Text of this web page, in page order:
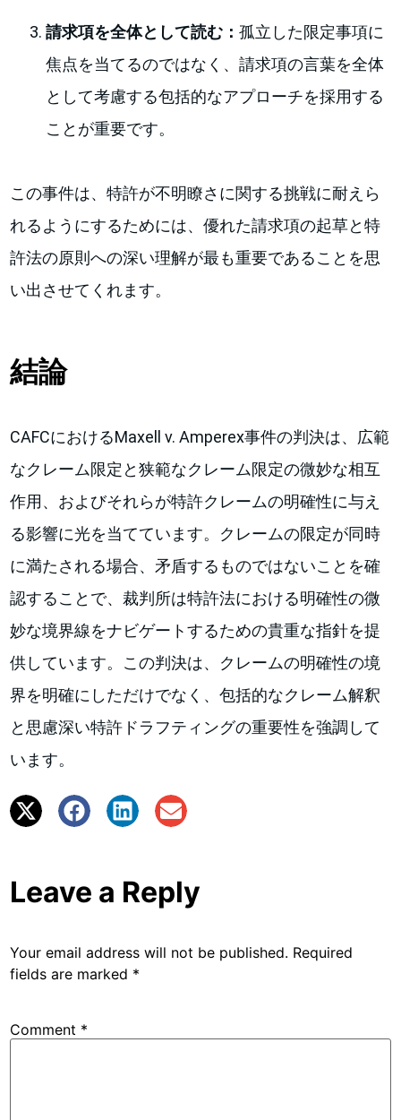
請求項を全体として読む：孤立した限定事項に
焦点を当てるのではなく、請求項の言葉を全体
として考慮する包括的なアプローチを採用する
ことが重要です。
この事件は、特許が不明瞭さに関する挑戦に耐えら
れるようにするためには、優れた請求項の起草と特
許法の原則への深い理解が最も重要であることを思
い出させてくれます。
結論
CAFCにおけるMaxell v. Amperex事件の判決は、広範
なクレーム限定と狭範なクレーム限定の微妙な相互
作用、およびそれらが特許クレームの明確性に与え
る影響に光を当てています。クレームの限定が同時
に満たされる場合、矛盾するものではないことを確
認することで、裁判所は特許法における明確性の微
妙な境界線をナビゲートするための貴重な指針を提
供しています。この判決は、クレームの明確性の境
界を明確にしただけでなく、包括的なクレーム解釈
と思慮深い特許ドラフティングの重要性を強調して
います。
Leave a Reply
Your email address will not be published. Required
fields are marked *
Comment *